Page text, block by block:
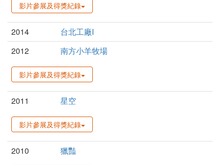
影片參展及得獎紀錄
2014
台北工廠I
2012
南方小羊牧場
影片參展及得獎紀錄
2011 星空
影片參展及得獎紀錄
2010 獵豔